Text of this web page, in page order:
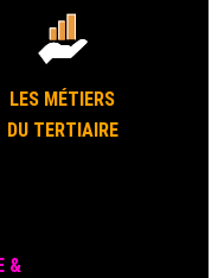
LES MÉTIERS
DU TERTIAIRE
&